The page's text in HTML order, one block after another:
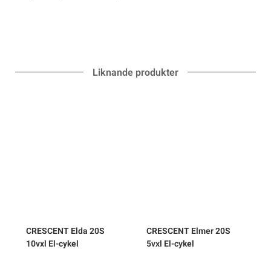
Liknande produkter
CRESCENTElda 20S
10vxl El-cykel
CRESCENTElmer 20S
5vxl El-cykel